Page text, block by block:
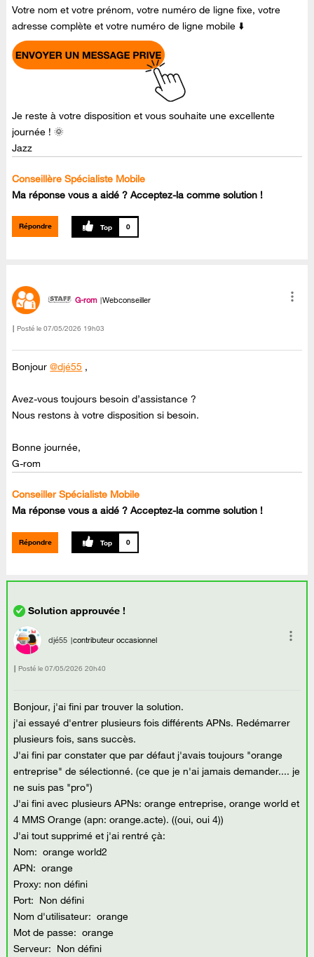
Votre nom et votre prénom, votre numéro de ligne fixe, votre
adresse complète et votre numéro de ligne mobile ⬇️
Je reste à votre disposition et vous souhaite une excellente
journée ! 🌞
Jazz
Conseillère Spécialiste Mobile
Ma réponse vous a aidé ? Acceptez-la comme solution !
Répondre 0
G-rom Webconseiller
Posté le ‎07/05/2026 19h03
Bonjour@djé55 ,
Avez-vous toujours besoin d’assistance ?
Nous restons à votre disposition si besoin.
Bonne journée,
G-rom
Conseiller Spécialiste Mobile
Ma réponse vous a aidé ? Acceptez-la comme solution !
Répondre 0
djé55 contributeur occasionnel
Posté le ‎07/05/2026 20h40
Bonjour, j'ai fini par trouver la solution.
j'ai essayé d'entrer plusieurs fois différents APNs. Redémarrer
plusieurs fois, sans succès.
J'ai fini par constater que par défaut j'avais toujours "orange
entreprise" de sélectionné. (ce que je n'ai jamais demander.... je
ne suis pas "pro")
J'ai fini avec plusieurs APNs: orange entreprise, orange world et
4 MMS Orange (apn: orange.acte). ((oui, oui 4))
J'ai tout supprimé et j'ai rentré çà:
Nom: orange world2
APN: orange
Proxy: non défini
Port: Non défini
Nom d'utilisateur: orange
Mot de passe: orange
Serveur: Non défini